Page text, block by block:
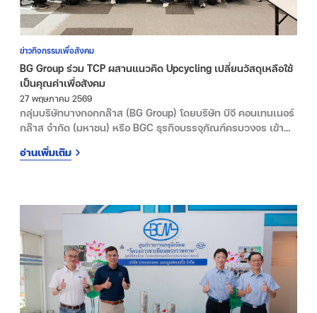
ข่าวกิจกรรมเพื่อสังคม
BG Group ร่วม TCP ผสานแนวคิด Upcycling เปลี่ยนวัสดุเหลือใช้
เป็นคุณค่าเพื่อสังคม
27 พฤษภาคม 2569
กลุ่มบริษัทบางกอกกล๊าส (BG Group) โดยบริษัท บีจี คอนเทนเนอร์
กล๊าส จำกัด (มหาชน) หรือ BGC ธุรกิจบรรจุภัณฑ์ครบวงจร เข้า
ที.ซี. ฟาร์มาซูติคอล อุตสาหกรรม จำกัด (TCP) เพื่อส่งมอบตุ๊กตา
พ.ค. 69 ที่ ห้อง EVERYONE TCP2 บริษัท ที.ซี. ฟาร์มาซูติคอล
อุตสาหกรรม จำกัด กรุงเทพมหานคร
อ่านเพิ่มเติม